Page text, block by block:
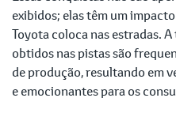
exibidos; elas têm um
Toyota coloca nas estradas.
obtidos nas pistas são
de produção, resultando em
e emocionantes para os